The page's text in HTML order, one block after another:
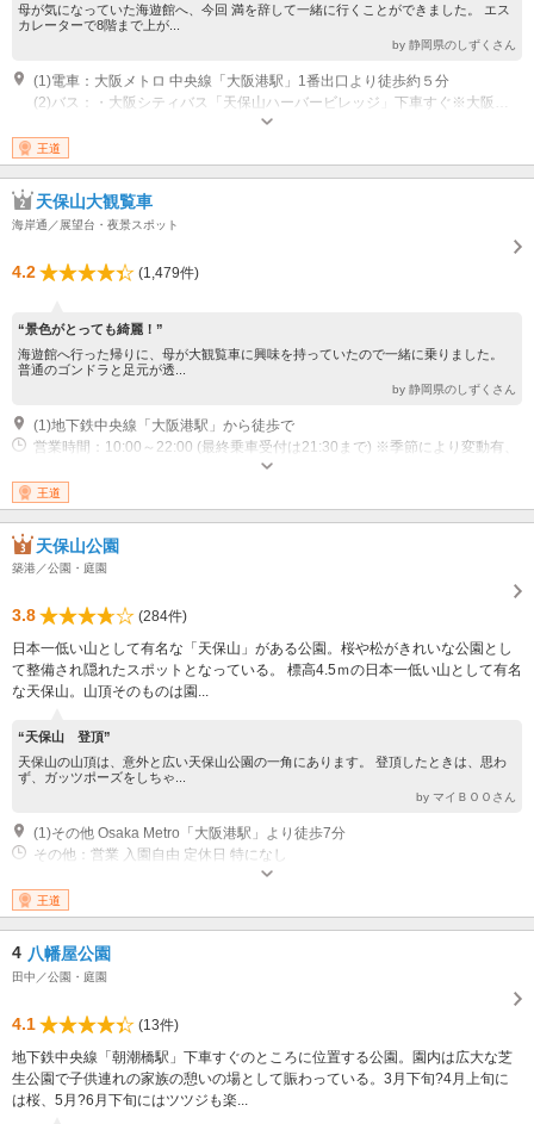
母が気になっていた海遊館へ、今回 満を辞して一緒に行くことができました。 エス
カレーターで8階まで上が...
by 静岡県のしずくさん
(1)電車：大阪メトロ 中央線「大阪港駅」1番出口より徒歩約５分
営業：10:00～20:00 季節によって変動あり、入館は閉館の1時間前まで 休
業：1、2月に年4日間
王道
天保山大観覧車
海岸通／展望台・夜景スポット
4.2 (1,479件)
“景色がとっても綺麗！”
海遊館へ行った帰りに、母が大観覧車に興味を持っていたので一緒に乗りました。
普通のゴンドラと足元が透...
by 静岡県のしずくさん
(1)地下鉄中央線「大阪港駅」から徒歩で
営業時間：10:00～22:00 (最終乗車受付は21:30まで) ※季節により変動有、
王道
天保山公園
築港／公園・庭園
3.8
(284件)
日本一低い山として有名な「天保山」がある公園。桜や松がきれいな公園とし
て整備され隠れたスポットとなっている。 標高4.5ｍの日本一低い山として有名
な天保山。山頂そのものは園...
“天保山 登頂”
天保山の山頂は、意外と広い天保山公園の一角にあります。 登頂したときは、思わ
ず、ガッツポーズをしちゃ...
by マイＢＯＯさん
(1)その他 Osaka Metro「大阪港駅」より徒歩7分
その他：営業 入園自由 定休日 特になし
王道
4 八幡屋公園
田中／公園・庭園
4.1
(13件)
地下鉄中央線「朝潮橋駅」下車すぐのところに位置する公園。園内は広大な芝
生公園で子供連れの家族の憩いの場として賑わっている。3月下旬?4月上旬に
は桜、5月?6月下旬にはツツジも楽...